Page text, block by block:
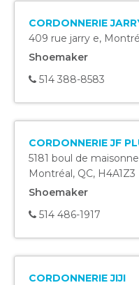
CORDONNERIE
409 rue jarry e,
Shoemaker
514 388-8583
CORDONNERIE JF
5181 boul de
Montréal, QC, H4A1Z3
Shoemaker
514 486-1917
CORDONNERIE JIJI